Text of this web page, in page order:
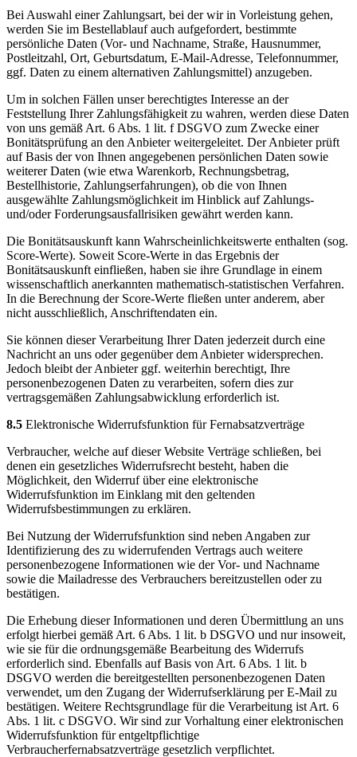
Bei Auswahl einer Zahlungsart, bei der wir in Vorleistung gehen,
werden Sie im Bestellablauf auch aufgefordert, bestimmte
persönliche Daten (Vor- und Nachname, Straße, Hausnummer,
Postleitzahl, Ort, Geburtsdatum, E-Mail-Adresse, Telefonnummer,
ggf. Daten zu einem alternativen Zahlungsmittel) anzugeben.
Um in solchen Fällen unser berechtigtes Interesse an der
Feststellung Ihrer Zahlungsfähigkeit zu wahren, werden diese Daten
von uns gemäß Art. 6 Abs. 1 lit. f DSGVO zum Zwecke einer
Bonitätsprüfung an den Anbieter weitergeleitet. Der Anbieter prüft
auf Basis der von Ihnen angegebenen persönlichen Daten sowie
weiterer Daten (wie etwa Warenkorb, Rechnungsbetrag,
Bestellhistorie, Zahlungserfahrungen), ob die von Ihnen
ausgewählte Zahlungsmöglichkeit im Hinblick auf Zahlungs-
und/oder Forderungsausfallrisiken gewährt werden kann.
Die Bonitätsauskunft kann Wahrscheinlichkeitswerte enthalten (sog.
Score-Werte). Soweit Score-Werte in das Ergebnis der
Bonitätsauskunft einfließen, haben sie ihre Grundlage in einem
wissenschaftlich anerkannten mathematisch-statistischen Verfahren.
In die Berechnung der Score-Werte fließen unter anderem, aber
nicht ausschließlich, Anschriftendaten ein.
Sie können dieser Verarbeitung Ihrer Daten jederzeit durch eine
Nachricht an uns oder gegenüber dem Anbieter widersprechen.
Jedoch bleibt der Anbieter ggf. weiterhin berechtigt, Ihre
personenbezogenen Daten zu verarbeiten, sofern dies zur
vertragsgemäßen Zahlungsabwicklung erforderlich ist.
8.5 Elektronische Widerrufsfunktion für Fernabsatzverträge
Verbraucher, welche auf dieser Website Verträge schließen, bei
denen ein gesetzliches Widerrufsrecht besteht, haben die
Möglichkeit, den Widerruf über eine elektronische
Widerrufsfunktion im Einklang mit den geltenden
Widerrufsbestimmungen zu erklären.
Bei Nutzung der Widerrufsfunktion sind neben Angaben zur
Identifizierung des zu widerrufenden Vertrags auch weitere
personenbezogene Informationen wie der Vor- und Nachname
sowie die Mailadresse des Verbrauchers bereitzustellen oder zu
bestätigen.
Die Erhebung dieser Informationen und deren Übermittlung an uns
erfolgt hierbei gemäß Art. 6 Abs. 1 lit. b DSGVO und nur insoweit,
wie sie für die ordnungsgemäße Bearbeitung des Widerrufs
erforderlich sind. Ebenfalls auf Basis von Art. 6 Abs. 1 lit. b
DSGVO werden die bereitgestellten personenbezogenen Daten
verwendet, um den Zugang der Widerrufserklärung per E-Mail zu
bestätigen. Weitere Rechtsgrundlage für die Verarbeitung ist Art. 6
Abs. 1 lit. c DSGVO. Wir sind zur Vorhaltung einer elektronischen
Widerrufsfunktion für entgeltpflichtige
Verbraucherfernabsatzverträge gesetzlich verpflichtet.